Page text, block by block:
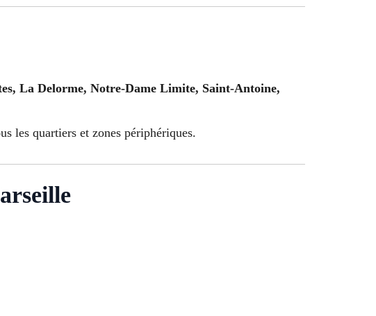
La Delorme, Notre-Dame Limite, Saint-Antoine,
les quartiers et zones périphériques.